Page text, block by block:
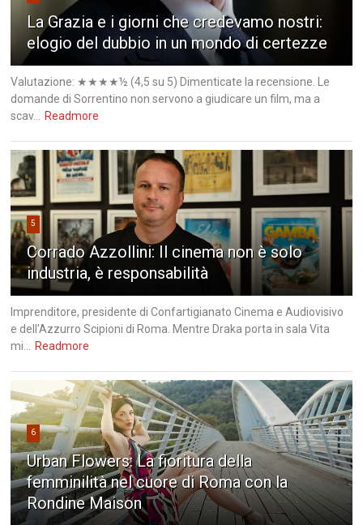
La Grazia e i giorni che credevamo nostri:
elogio del dubbio in un mondo di certezze
Valutazione: ★★★★½ (4,5 su 5) Dimenticate la recensione. Le
domande di Sorrentino non servono a giudicare un film, ma a
scav...
Readmore
5
Corrado Azzollini: Il cinema non è solo
industria, è responsabilità
Imprenditore, presidente di Confartigianato Cinema e Audiovisivo
e dell'Azzurro Scipioni di Roma. Mentre Draka porta in sala Vita
mi...
Readmore
6
Urban Flowers: La fioritura della
femminilità nel cuore di Roma con la
Rondine Maison